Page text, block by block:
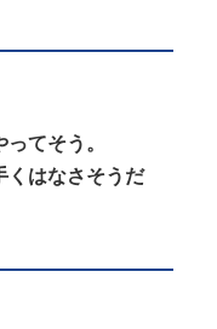
てそう。
くはなさそうだ